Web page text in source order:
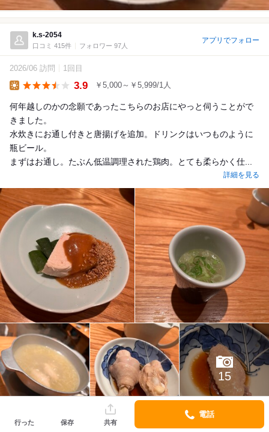
k.s-2054
口コミ 415件 フォロワー 97人
アプリでフォロー
2026/06 訪問 1回目
3.9 ￥5,000～￥5,999/1人
何年越しのかの念願であったこちらのお店にやっと伺うことがで
きました。
水炊きにお通し付きと唐揚げを追加。ドリンクはいつものように
瓶ビール。
まずはお通し。たぶん低温調理された鶏肉。とても柔らかく仕...
詳細を見る
15
行った 保存 共有
電話